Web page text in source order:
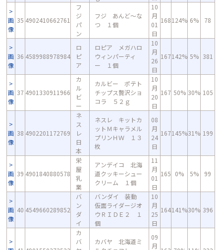
画
像
35 4902410662761
フ
ジ
パ
ン
フジ あんど～な
つ １個
10
月
01
日
168124% 6% 78
画
像
36 4589988978984
ロ
ピ
ア
ロピア メガハロ
ウィンパーティ
ー １個
10
月
26
日
167142% 5% 381
画
像
37 4901330911966
カ
ル
ビ
ー
カルビー ポテト
チップス贅沢ショ
コラ ５２ｇ
10
月
20
日
167 50% 30% 105
画
像
38 4902201172769
ネ
ス
レ
日
本
ネスレ キットカ
ットＭキャラメル
プリンＨＷ １３
枚
08
月
24
日
167145%31% 199
画
像
39 4901840880578
栄
屋
乳
業
アンデイコ 北海
道クッキーシュー
クリーム １個
11
月
01
日
165 0% 5% 99
画
像
40 4549660289852
バ
ン
ダ
イ
バンダイ 装動
仮面ライダージオ
ウＲＩＤＥ２ １
個
10
月
25
日
164141%30% 396
カ
バ
カバヤ 北海道ミ
09
月